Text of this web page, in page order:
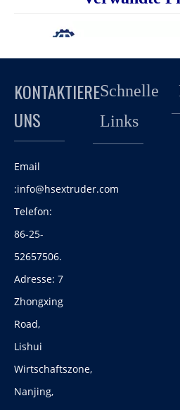
zierlich, einschließlich
der Zahnfläche. So können sie mit
gewährleisten,
Entweichung und Sprühen von
sich reibungslos.
Compounding -Linie
KONTAKTIERE
UNS
Email
:info@hsextruder.com
Telefon:
86-25-
52657506.
Adresse: 7
Zhongxing
Road,
Lishui
Wirtschaftszone,
Nanjing,
Schnelle
Links